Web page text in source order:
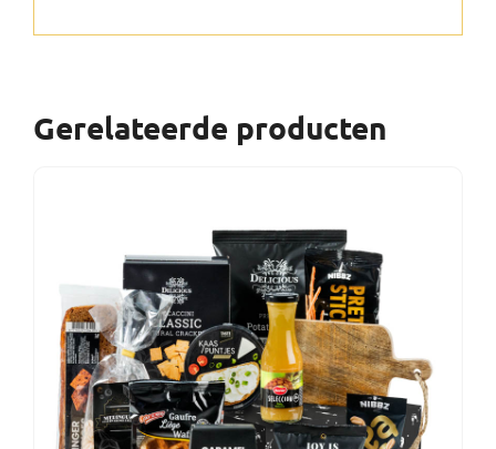
Gerelateerde producten